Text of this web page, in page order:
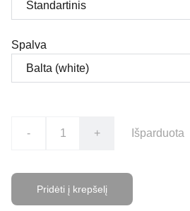
Spalva
- + Išparduota
Pridėti į krepšelį